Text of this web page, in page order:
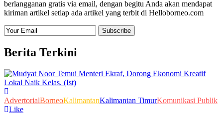
berlangganan gratis via email, dengan begitu Anda akan mendapat
kiriman artikel setiap ada artikel yang terbit di Helloborneo.com
Berita Terkini
AdvertorialBorneoKalimantanKalimantan TimurKomunikasi Publik
Like